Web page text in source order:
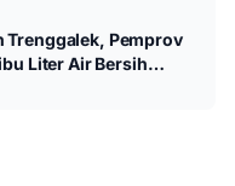
Trenggalek, Pemprov
Liter Air Bersih